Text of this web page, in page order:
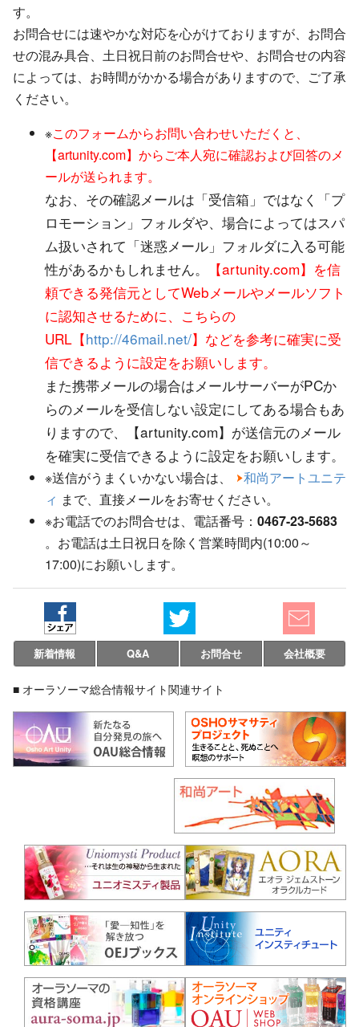
す。
お問合せには速やかな対応を心がけておりますが、お問合
せの混み具合、土日祝日前のお問合せや、お問合せの内容
によっては、お時間がかかる場合がありますので、ご了承
ください。
※このフォームからお問い合わせいただくと、
【artunity.com】からご本人宛に確認および回答のメ
ールが送られます。
なお、その確認メールは「受信箱」ではなく「プ
ロモーション」フォルダや、場合によってはスパ
ム扱いされて「迷惑メール」フォルダに入る可能
性があるかもしれません。
【artunity.com】を信
頼できる発信元としてWebメールやメールソフト
に認知させるために、こちらの
URL【http://46mail.net/】などを参考に確実に受
信できるように設定をお願いします。
また携帯メールの場合はメールサーバーがPCか
らのメールを受信しない設定にしてある場合もあ
りますので、【artunity.com】が送信元のメール
を確実に受信できるように設定をお願いします。
※送信がうまくいかない場合は、
和尚アートユニテ
ィ まで、直接メールをお寄せください。
※お電話でのお問合せは、電話番号： 0467-23-5683
。お電話は土日祝日を除く営業時間内(10:00～
17:00)にお願いします。
新着情報 Q&A お問合せ 会社概要
■ オーラソーマ総合情報サイト関連サイト